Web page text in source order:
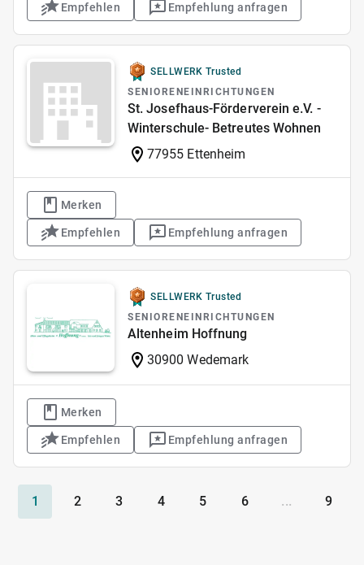
Empfehlen Empfehlung anfragen
SELLWERK Trusted
SENIORENEINRICHTUNGEN
St. Josefhaus-Förderverein e.V. -
Winterschule- Betreutes Wohnen
77955 Ettenheim
Merken
Empfehlen Empfehlung anfragen
SELLWERK Trusted
SENIORENEINRICHTUNGEN
Altenheim Hoffnung
30900 Wedemark
Merken
Empfehlen Empfehlung anfragen
1 2 3 4 5 6 ... 9